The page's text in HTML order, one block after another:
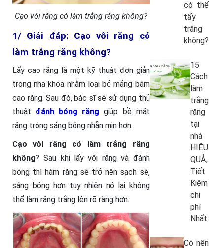
Cạo vôi răng có làm trắng răng không?
1/ Giải đáp: Cạo vôi răng có
làm trắng răng không?
Lấy cao răng là một kỹ thuật đơn giản
trong nha khoa nhằm loại bỏ mảng bám
cao răng. Sau đó, bác sĩ sẽ sử dụng thủ
thuật đánh bóng răng giúp bề mặt
răng trông sáng bóng nhẵn mịn hơn.
Cạo vôi răng có làm trắng răng
không? Sau khi lấy vôi răng và đánh
bóng thì hàm răng sẽ trở nên sạch sẽ,
sáng bóng hơn tuy nhiên nó lại không
thể làm răng trắng lên rõ ràng hơn.
có thể
tẩy
trắng
không?
15
Cách
làm
trắng
răng
tại
nhà
HIỆU
QUẢ,
Tiết
Kiệm
chi
phí
Nhất
Có nên